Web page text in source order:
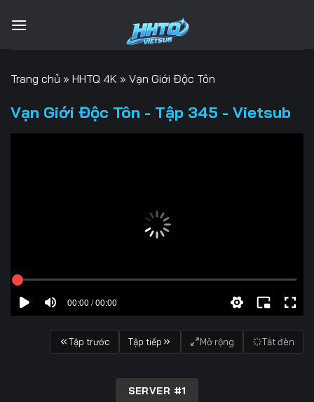
qua
Trang chủ » HHTQ 4K » Vạn Giới Độc Tôn
Vạn Giới Độc Tôn - Tập 345 - Vietsub
00:00 / 00:00
Tập trước Tập tiếp Mở rộng Tắt đèn
SERVER #1